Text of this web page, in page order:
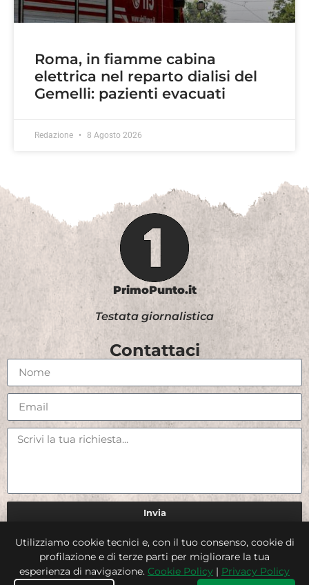
Roma, in fiamme cabina
elettrica nel reparto dialisi del
Gemelli: pazienti evacuati
Redazione 8 Agosto 2026
PrimoPunto.it
Testata giornalistica
Contattaci
Invia
Credits
Utilizziamo cookie tecnici e, con il tuo consenso, cookie di
profilazione e di terze parti per migliorare la tua
esperienza di navigazione. Cookie Policy | Privacy Policy